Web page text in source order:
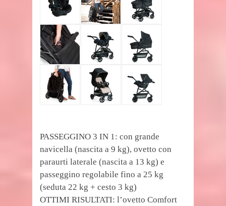
PASSEGGINO 3 IN 1: con grande
navicella (nascita a 9 kg), ovetto con
paraurti laterale (nascita a 13 kg) e
passeggino regolabile fino a 25 kg
(seduta 22 kg + cesto 3 kg)
OTTIMI RISULTATI: l’ovetto Comfort